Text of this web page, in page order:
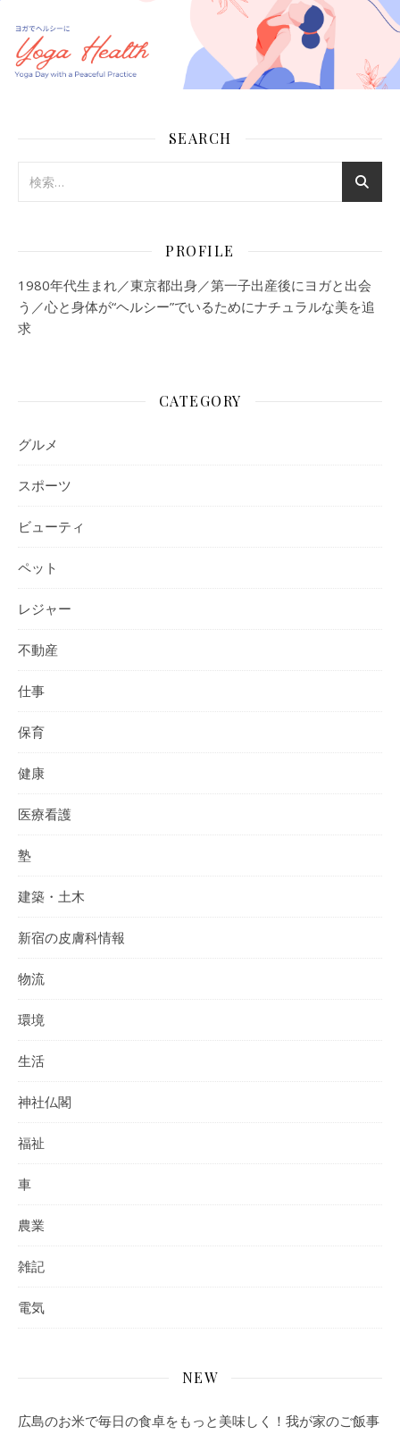
SEARCH
PROFILE
1980年代生まれ／東京都出身／第一子出産後にヨガと出会
う／心と身体が“ヘルシー”でいるためにナチュラルな美を追
求
CATEGORY
グルメ
スポーツ
ビューティ
ペット
レジャー
不動産
仕事
保育
健康
医療看護
塾
建築・土木
新宿の皮膚科情報
物流
環境
生活
神社仏閣
福祉
車
農業
雑記
電気
NEW
広島のお米で毎日の食卓をもっと美味しく！我が家のご飯事